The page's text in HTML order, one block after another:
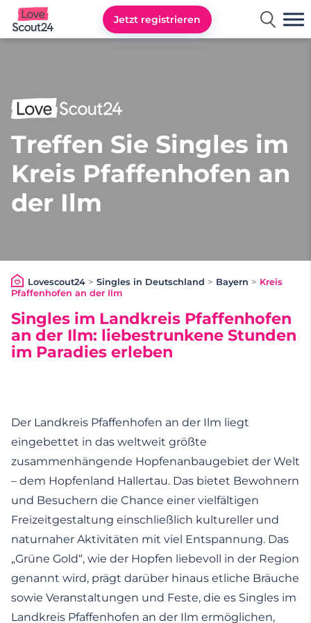
Lovescout24
Jetzt registrieren
Treffen Sie Singles im
Kreis Pfaffenhofen an
der Ilm
Lovescout24> Singles in Deutschland > Bayern > Kreis
Pfaffenhofen an der Ilm
Singles im Landkreis Pfaffenhofen
an der Ilm: liebestrunkene Stunden
im Paradies erleben
Der Landkreis Pfaffenhofen an der Ilm liegt
eingebettet in das weltweit größte
zusammenhängende Hopfenanbaugebiet der Welt
– dem Hopfenland Hallertau. Das bietet Bewohnern
und Besuchern die Chance einer vielfältigen
Freizeitgestaltung einschließlich kultureller und
naturnaher Aktivitäten mit viel Entspannung. Das
„Grüne Gold“, wie der Hopfen liebevoll in der Region
genannt wird, prägt darüber hinaus etliche Bräuche
sowie Veranstaltungen und Feste, die es Singles im
Landkreis Pfaffenhofen an der Ilm ermöglichen,